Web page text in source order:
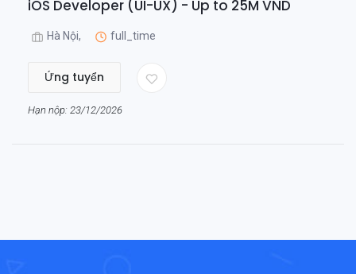
iOS Developer (UI-UX) - Up to 25M VND
Hà Nội, full_time
Ứng tuyển
Hạn nộp: 23/12/2026